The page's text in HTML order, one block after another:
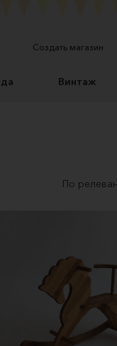
Создать магазин
Винтаж